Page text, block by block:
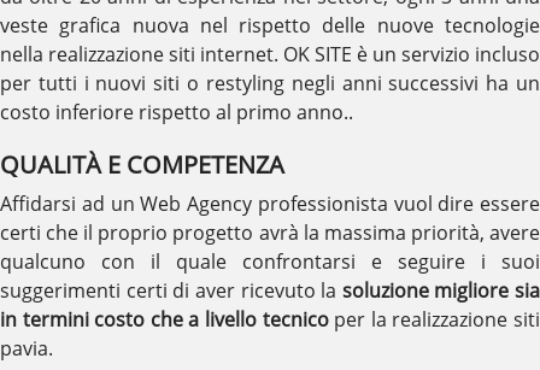
veste grafica nuova nel rispetto delle nuove tecnologie
nella realizzazione siti internet. OK SITE è un servizio incluso
per tutti i nuovi siti o restyling negli anni successivi ha un
costo inferiore rispetto al primo anno..
QUALITÀ E COMPETENZA
Affidarsi ad un Web Agency professionista vuol dire essere
certi che il proprio progetto avrà la massima priorità, avere
qualcuno con il quale confrontarsi e seguire i suoi
suggerimenti certi di aver ricevuto la soluzione migliore sia
in termini costo che a livello tecnicoper la realizzazione siti
pavia.